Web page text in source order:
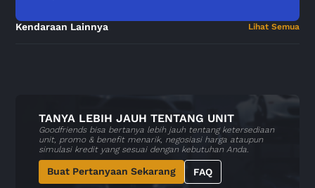
Kendaraan Lainnya Lihat Semua
TANYA LEBIH JAUH TENTANG UNIT
Goodfriends bisa bertanya lebih jauh tentang ketersediaan
unit, promo & benefit menarik, negosiasi harga ataupun
simulasi kredit yang sesuai dengan kebutuhan Anda.
Buat Pertanyaan Sekarang FAQ